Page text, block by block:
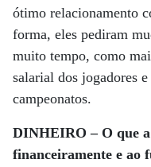
ótimo relacionamento
forma, eles pediram
muito tempo, como
salarial dos jogadores
campeonatos.
DINHEIRO – O que
financeiramente e ao